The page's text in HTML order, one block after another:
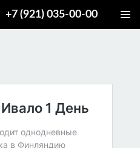
+7 (921) 035-00-00